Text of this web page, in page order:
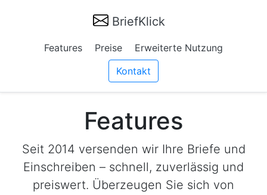
BriefKlick
Features Preise
Erweiterte Nutzung
Kontakt
Features
Seit 2014 versenden wir Ihre Briefe und
Einschreiben – schnell, zuverlässig und
preiswert. Überzeugen Sie sich von